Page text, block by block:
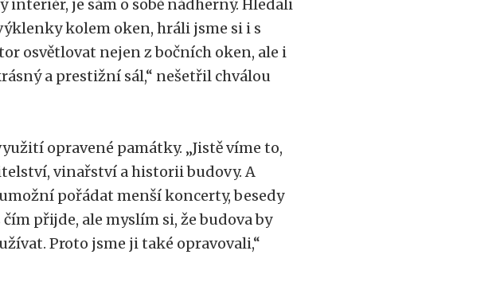
je sám o sobě nádherný. Hledali
kolem oken, hráli jsme si i s
osvětlovat nejen z bočních oken, ale i
a prestižní sál,“ nešetřil chválou
opravené památky. „Jistě víme to,
vinařství a historii budovy. A
pořádat menší koncerty, besedy
přijde, ale myslím si, že budova by
Proto jsme ji také opravovali,“